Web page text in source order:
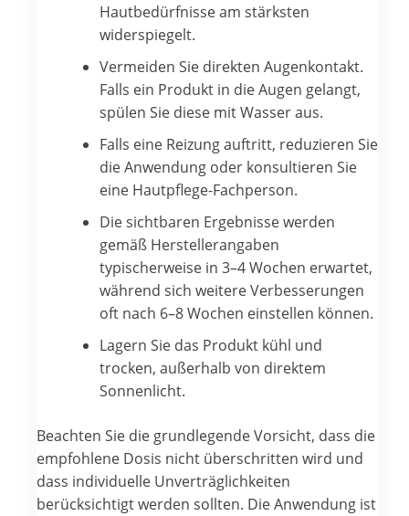
Hautbedürfnisse am stärksten
widerspiegelt.
Vermeiden Sie direkten Augenkontakt.
Falls ein Produkt in die Augen gelangt,
spülen Sie diese mit Wasser aus.
Falls eine Reizung auftritt, reduzieren Sie
die Anwendung oder konsultieren Sie
eine Hautpflege-Fachperson.
Die sichtbaren Ergebnisse werden
gemäß Herstellerangaben
typischerweise in 3–4 Wochen erwartet,
während sich weitere Verbesserungen
oft nach 6–8 Wochen einstellen können.
Lagern Sie das Produkt kühl und
trocken, außerhalb von direktem
Sonnenlicht.
Beachten Sie die grundlegende Vorsicht, dass die
empfohlene Dosis nicht überschritten wird und
dass individuelle Unverträglichkeiten
berücksichtigt werden sollten. Die Anwendung ist